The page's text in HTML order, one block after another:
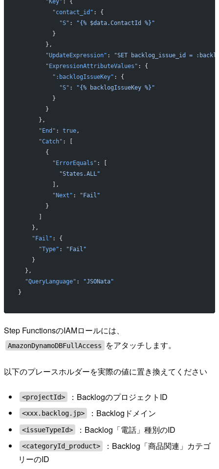
          "contact_id"
: {
            "S"
:
"{% $data.ContactId %}"
          }
        },
        "UpdateExpression"
:
"SET backlog_issue_id =
        "ExpressionAttributeValues"
: {
          ":backlogIssueKey"
: {
            "S"
:
"{% backlogIssueKey %}"
          }
        }
      },
      "End"
: true,
      "Catch"
: [
        {
          "ErrorEquals"
: [
            "States.ALL"
          ],
          "Next"
:
"Fail"
        }
      ]
    },
    "Fail"
: {
      "Type"
:
"Fail"
    }
  },
  "QueryLanguage"
:
"JSONata"
}
Step FunctionsのIAMロールには、
AmazonDynamoDBFullAccess をアタッチします。
以下のプレースホルダーを実際の値に置き換えてください
<projectId> ：BacklogのプロジェクトID
<xxx.backlog.jp> ：Backlogドメイン
<issueTypeId> ：Backlog「電話」種別のID
<categoryId_product>
：Backlog「商品関連」カテゴ
リーのID